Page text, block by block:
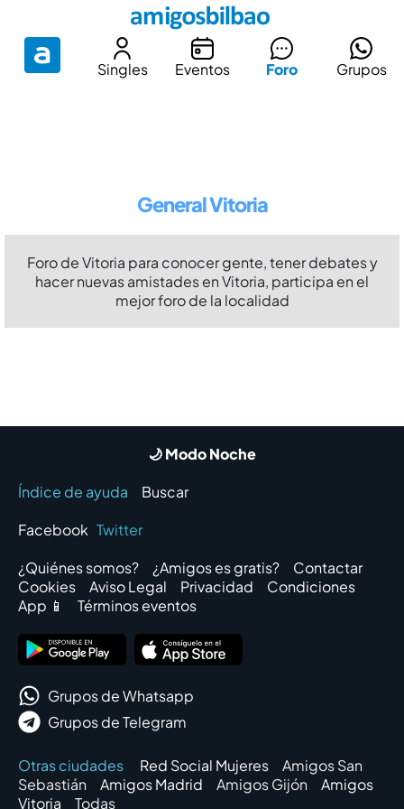
Singles Eventos Foro Grupos
General Vitoria
Foro de Vitoria para conocer gente, tener debates y
hacer nuevas amistades en Vitoria, participa en el
mejor foro de la localidad
🌙 Modo Noche
Índice de ayuda
Buscar
Facebook Twitter
¿Quiénes somos?
¿Amigos es gratis?
Contactar
Cookies
Aviso Legal Privacidad
Condiciones
App 📱
Términos eventos
Grupos de Whatsapp
Grupos de Telegram
Otras ciudades Red Social Mujeres
Amigos San
Sebastián
Amigos Madrid Amigos Gijón
Amigos
Vitoria
Todas